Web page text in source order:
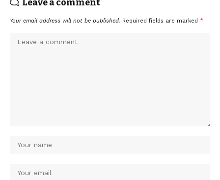
Leave a comment
Your email address will not be published. Required fields are marked *